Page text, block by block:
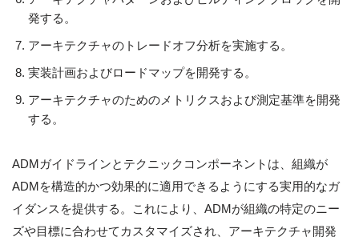
発する。
アーキテクチャのトレードオフ分析を実施する。
実装計画およびロードマップを開発する。
アーキテクチャのためのメトリクスおよび測定基準を開発
する。
ADMガイドラインとテクニックコンポーネントは、組織が
ADMを構造的かつ効果的に適用できるようにする実用的なガ
イダンスを提供する。これにより、ADMが組織の特定のニー
ズや目標に合わせてカスタマイズされ、アーキテクチャ開発